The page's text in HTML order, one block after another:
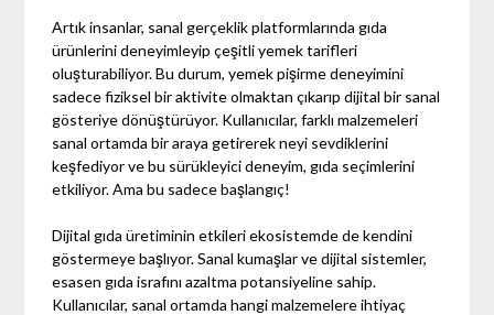
Artık insanlar, sanal gerçeklik platformlarında gıda
ürünlerini deneyimleyip çeşitli yemek tarifleri
oluşturabiliyor. Bu durum, yemek pişirme deneyimini
sadece fiziksel bir aktivite olmaktan çıkarıp dijital bir sanal
gösteriye dönüştürüyor. Kullanıcılar, farklı malzemeleri
sanal ortamda bir araya getirerek neyi sevdiklerini
keşfediyor ve bu sürükleyici deneyim, gıda seçimlerini
etkiliyor. Ama bu sadece başlangıç!
Dijital gıda üretiminin etkileri ekosistemde de kendini
göstermeye başlıyor. Sanal kumaşlar ve dijital sistemler,
esasen gıda israfını azaltma potansiyeline sahip.
Kullanıcılar, sanal ortamda hangi malzemelere ihtiyaç